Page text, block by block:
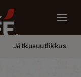
Jätkusuutlikkus